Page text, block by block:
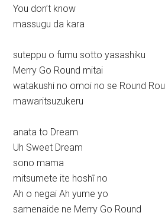
You don’t know
massugu da kara
suteppu o fumu sotto yasashiku
Merry Go Round mitai
watakushi no omoi no se Round
mawaritsuzukeru
anata to Dream
Uh Sweet Dream
sono mama
mitsumete ite hoshī no
Ah o negai Ah yume yo
samenaide ne Merry Go Round